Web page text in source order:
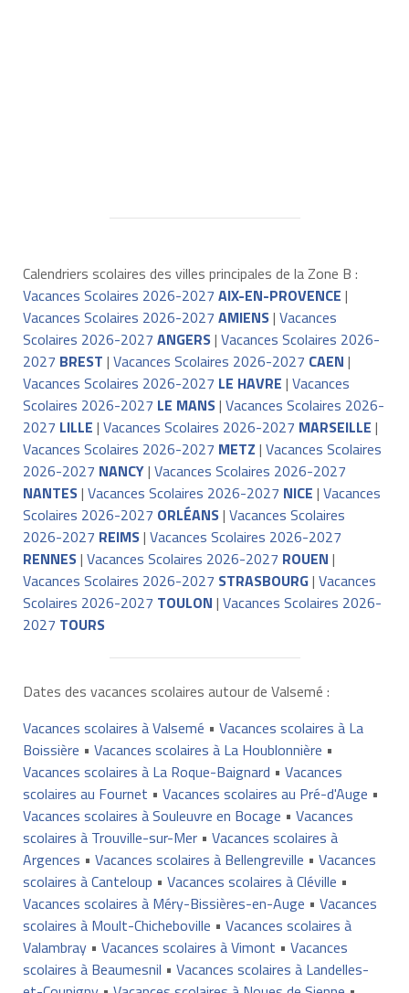
Calendriers scolaires des villes principales de la Zone B :
Vacances Scolaires 2026-2027 AIX-EN-PROVENCE |
Vacances Scolaires 2026-2027 AMIENS| Vacances
Scolaires 2026-2027 ANGERS| Vacances Scolaires 2026-
2027 BREST | Vacances Scolaires 2026-2027 CAEN |
Vacances Scolaires 2026-2027 LE HAVRE | Vacances
Scolaires 2026-2027 LE MANS| Vacances Scolaires 2026-
2027 LILLE | Vacances Scolaires 2026-2027 MARSEILLE |
Vacances Scolaires 2026-2027 METZ | Vacances Scolaires
2026-2027 NANCY| Vacances Scolaires 2026-2027
NANTES| Vacances Scolaires 2026-2027 NICE | Vacances
Scolaires 2026-2027 ORLÉANS| Vacances Scolaires
2026-2027 REIMS| Vacances Scolaires 2026-2027
RENNES| Vacances Scolaires 2026-2027 ROUEN |
Vacances Scolaires 2026-2027 STRASBOURG| Vacances
Scolaires 2026-2027 TOULON | Vacances Scolaires 2026-
2027 TOURS
Dates des vacances scolaires autour de Valsemé :
Vacances scolaires à Valsemé • Vacances scolaires à La
Boissière • Vacances scolaires à La Houblonnière •
Vacances scolaires à La Roque-Baignard • Vacances
scolaires au Fournet • Vacances scolaires au Pré-d'Auge •
Vacances scolaires à Souleuvre en Bocage • Vacances
scolaires à Trouville-sur-Mer• Vacances scolaires à
Argences • Vacances scolaires à Bellengreville • Vacances
scolaires à Canteloup • Vacances scolaires à Cléville •
Vacances scolaires à Méry-Bissières-en-Auge • Vacances
scolaires à Moult-Chicheboville • Vacances scolaires à
Valambray• Vacances scolaires à Vimont • Vacances
scolaires à Beaumesnil • Vacances scolaires à Landelles-